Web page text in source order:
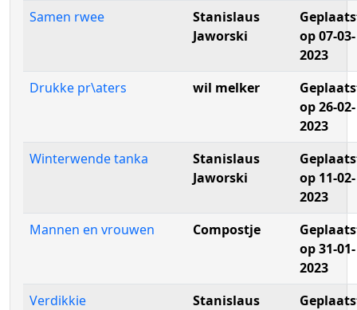
Samen rwee
Stanislaus
Jaworski
op 07-03-
2023
Drukke pr\aters
wil melker
op 26-02-
2023
Winterwende tanka
Stanislaus
Jaworski
op 11-02-
2023
Mannen en vrouwen
Compostje
op 31-01-
2023
Verdikkie
Stanislaus